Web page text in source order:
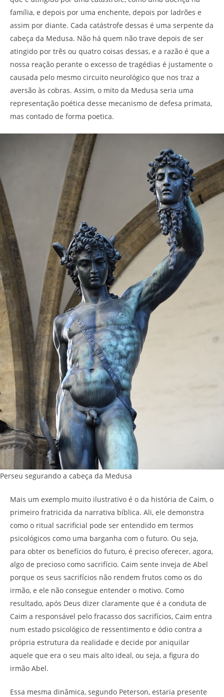
família, e depois por uma enchente, depois por ladrões e
assim por diante. Cada catástrofe dessas é uma serpente da
cabeça da Medusa. Não há quem não trave depois de ser
atingido por três ou quatro coisas dessas, e a razão é que a
nossa reação perante o excesso de tragédias é justamente o
causada pelo mesmo circuito neurológico que nos traz a
aversão às cobras. Assim, o mito da Medusa seria uma
representação poética desse mecanismo de defesa primata,
mas contado de forma poetica.
Perseu segurando a cabeça da Medusa
Mais um exemplo muito ilustrativo é o da história de Caim, o
primeiro fratricida da narrativa bíblica. Ali, ele demonstra
como o ritual sacrificial pode ser entendido em termos
psicológicos como uma barganha com o futuro. Ou seja,
para obter os benefícios do futuro, é preciso oferecer, agora,
algo de precioso como sacrifício. Caim sente inveja de Abel
porque os seus sacrifícios não rendem frutos como os do
irmão, e ele não consegue entender o motivo. Como
resultado, após Deus dizer claramente que é a conduta de
Caim a responsável pelo fracasso dos sacrifícios, Caim entra
num estado psicológico de ressentimento e ódio contra a
própria estrutura da realidade e decide por aniquilar
aquele que era o seu mais alto ideal, ou seja, a figura do
irmão Abel.
Essa mesma dinâmica, segundo Peterson, estaria presente